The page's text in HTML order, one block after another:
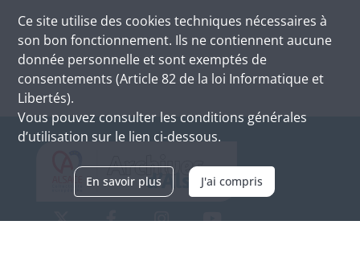
Ce site utilise des cookies techniques nécessaires à
son bon fonctionnement. Ils ne contiennent aucune
donnée personnelle et sont exemptés de
consentements (Article 82 de la loi Informatique et
Libertés).
Vous pouvez consulter les conditions générales
d’utilisation sur le lien ci-dessous.
En savoir plus J'ai compris